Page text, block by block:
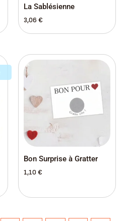
La Sablésienne
3,06 €
Bon Surprise à Gratter
1,10 €